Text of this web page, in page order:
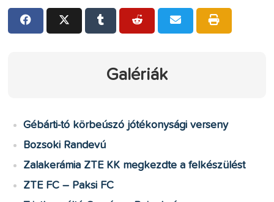
Galériák
Gébárti-tó körbeúszó jótékonysági verseny
Bozsoki Randevú
Zalakerámia ZTE KK megkezdte a felkészülést
ZTE FC – Paksi FC